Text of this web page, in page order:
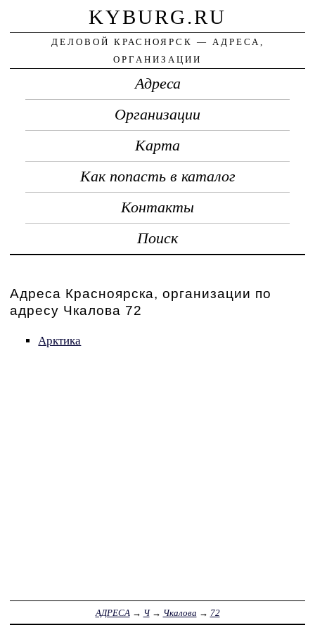
KYBURG.RU
ДЕЛОВОЙ КРАСНОЯРСК — АДРЕСА,
ОРГАНИЗАЦИИ
Адреса
Организации
Карта
Как попасть в каталог
Контакты
Поиск
Адреса Красноярска, организации по
адресу Чкалова 72
Арктика
АДРЕСА → Ч→ Чкалова → 72